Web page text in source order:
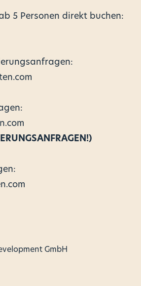
5 Personen direkt buchen:
GmbH